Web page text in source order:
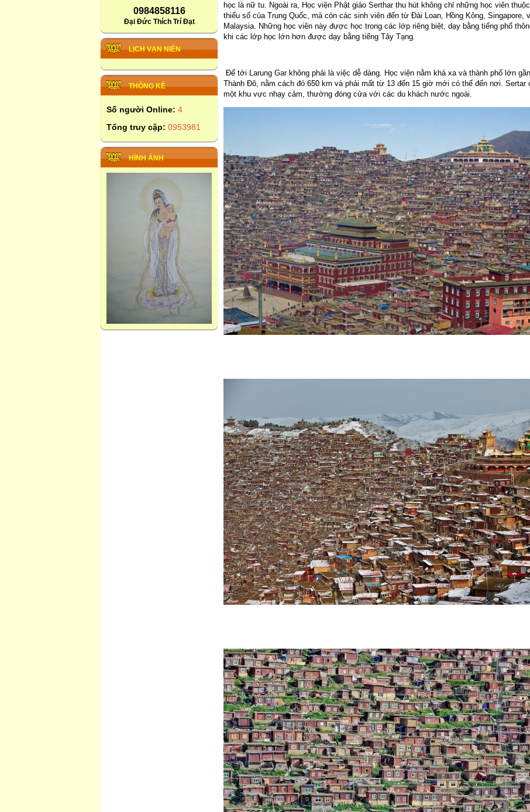
0984858116
Đại Đức Thích Trí Đạt
LỊCH VẠN NIÊN
THỐNG KÊ
Số người Online: 4
Tổng truy cập: 0953981
HÌNH ẢNH
học là nữ tu. Ngoài ra, Học viện Phật giáo Serthar thu hút không chỉ những học viên
thiểu số của Trung Quốc, mà còn các sinh viên đến từ Đài Loan, Hồng Kông, Singapore,
Malaysia. Những học viên này được học trong các lớp riêng biệt, dạy bằng tiếng phổ
khi các lớp học lớn hơn được dạy bằng tiếng Tây Tạng.
Để tới Larung Gar không phải là việc dễ dàng. Học viện nằm khá xa và thành phố lớn
Thành Đô, nằm cách đó 650 km và phải mất từ 13 đến 15 giờ mới có thể đến nơi. Sertar
một khu vực nhạy cảm, thường đóng cửa với các du khách nước ngoài.